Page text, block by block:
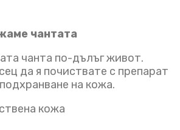
чантата
чанта по-дълъг живот.
да я почиствате с препарат
на кожа.
кожа